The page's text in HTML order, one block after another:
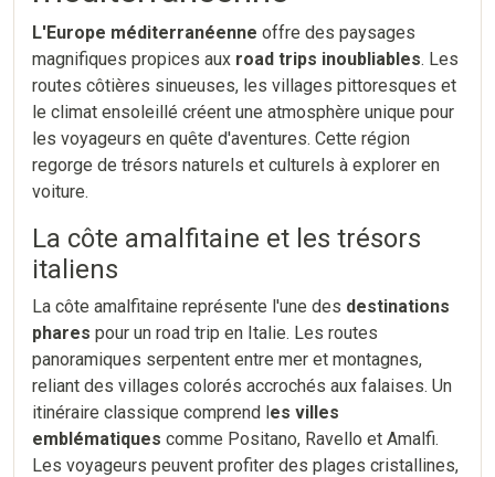
L'Europe méditerranéenne offre des paysages
magnifiques propices aux road trips inoubliables. Les
routes côtières sinueuses, les villages pittoresques et
le climat ensoleillé créent une atmosphère unique pour
les voyageurs en quête d'aventures. Cette région
regorge de trésors naturels et culturels à explorer en
voiture.
La côte amalfitaine et les trésors
italiens
La côte amalfitaine représente l'une des destinations
phares pour un road trip en Italie. Les routes
panoramiques serpentent entre mer et montagnes,
reliant des villages colorés accrochés aux falaises. Un
itinéraire classique comprend les villes
emblématiques comme Positano, Ravello et Amalfi.
Les voyageurs peuvent profiter des plages cristallines,